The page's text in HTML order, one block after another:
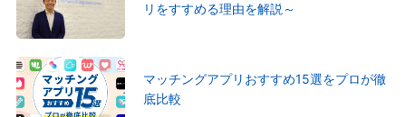
リをすすめる理由を解説～
マッチングアプリおすすめ15選をプロが徹
底比較